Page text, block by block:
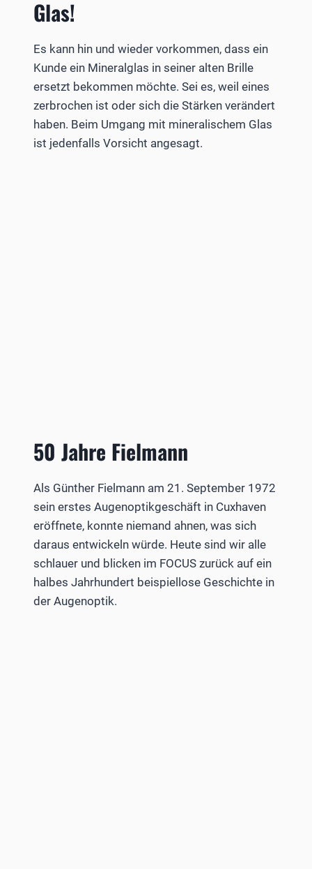
Glas!
Es kann hin und wieder vorkommen, dass ein
Kunde ein Mineralglas in seiner alten Brille
ersetzt bekommen möchte. Sei es, weil eines
zerbrochen ist oder sich die Stärken verändert
haben. Beim Umgang mit mineralischem Glas
ist jedenfalls Vorsicht angesagt.
50 Jahre Fielmann
Als Günther Fielmann am 21. September 1972
sein erstes Augenoptikgeschäft in Cuxhaven
eröffnete, konnte niemand ahnen, was sich
daraus entwickeln würde. Heute sind wir alle
schlauer und blicken im FOCUS zurück auf ein
halbes Jahrhundert beispiellose Geschichte in
der Augenoptik.